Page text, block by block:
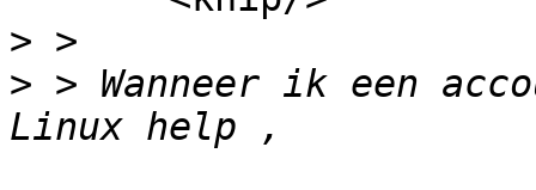
>
> > Wanneer ik een